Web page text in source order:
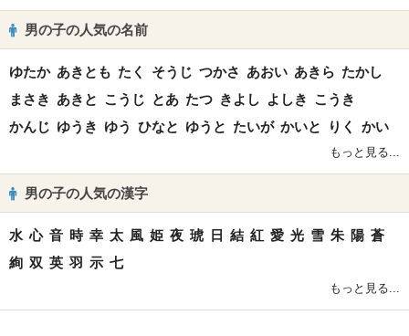
男の子の人気の名前
ゆたか あきとも たく そうじ つかさ あおい あきら たかし
まさき あきと こうじ とあ たつ きよし よしき こうき
かんじ ゆうき ゆう ひなと ゆうと たいが かいと りく かい
もっと見る...
男の子の人気の漢字
水 心 音 時 幸 太 風 姫 夜 琥 日 結 紅 愛 光 雪 朱 陽 蒼
絢 双 英 羽 示 七
もっと見る...